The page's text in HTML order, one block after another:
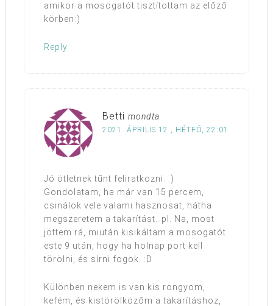
amikor a mosogatót tisztítottam az előző
körben:)
Reply
Betti mondta
2021. ÁPRILIS 12., HÉTFŐ, 22:01
Jó ötletnek tűnt feliratkozni. :)
Gondolatam, ha már van 15 percem,
csinálok vele valami hasznosat, hátha
megszeretem a takarítást…pl. Na, most
jöttem rá, miután kisikáltam a mosogatót
este 9 után, hogy ha holnap port kell
törölni, és sírni fogok. :D
Különben nekem is van kis rongyom,
kefém, és kistörölközőm a takarításhoz,